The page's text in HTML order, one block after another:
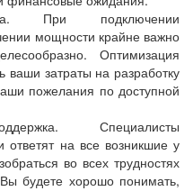
При подключении
мощности крайне важно
Оптимизация
ваши затраты на разработку
пожелания по доступной
Специалисты
ответят на все возникшие у
во всех трудностях
будете хорошо понимать,